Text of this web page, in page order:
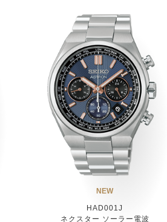
NEW
HAD001J
ネクスター ソーラー電波